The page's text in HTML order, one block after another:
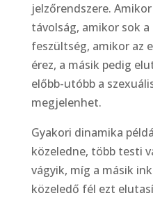
jelzőrendszere.
távolság, amikor sok
feszültség, amikor az
érez, a másik pedig
előbb-utóbb a
megjelenhet.
Gyakori dinamika
közeledne, több testi
vágyik, míg a másik
közeledő fél ezt